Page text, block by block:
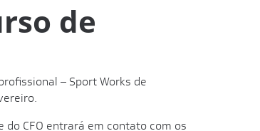
de
– Sport Works de
CFO entrará em contato com os